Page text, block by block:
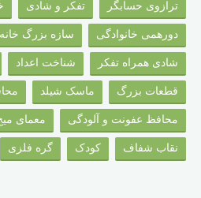
ترازوی حسابگر تفکر و شادی
دورهمی خانوادگی سازه بزرگ
شادی همراه تفکر شناخت اعداد
قطعات بزرگ ماسک شیلد
محافظ عفونت و آلودگی معمای
نقاب شفاف کودک گره فلزی